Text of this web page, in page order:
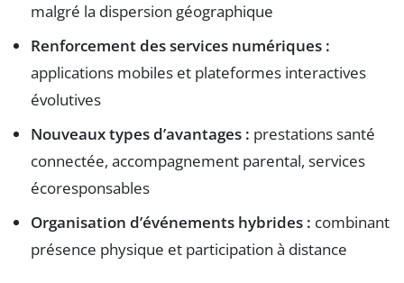
malgré la dispersion géographique
Renforcement des services numériques :
applications mobiles et plateformes interactives
évolutives
Nouveaux types d’avantages : prestations santé
connectée, accompagnement parental, services
écoresponsables
Organisation d’événements hybrides : combinant
présence physique et participation à distance